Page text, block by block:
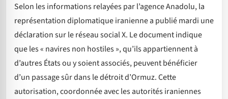
Selon les informations relayées par l’agence Anadolu, la
représentation diplomatique iranienne a publié mardi une
déclaration sur le réseau social X. Le document indique
que les « navires non hostiles », qu’ils appartiennent à
d’autres États ou y soient associés, peuvent bénéficier
d’un passage sûr dans le détroit d’Ormuz. Cette
autorisation, coordonnée avec les autorités iraniennes